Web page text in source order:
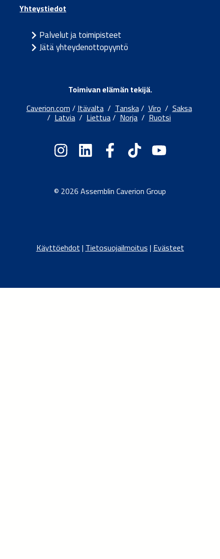
Yhteystiedot
Palvelut ja toimipisteet
Jätä yhteydenottopyyntö
Toimivan elämän tekijä.
Caverion.com/Itävalta/Tanska/Viro/Saksa
/ Latvia / Liettua/ Norja / Ruotsi
© 2026 Assemblin Caverion Group
Käyttöehdot|Tietosuojailmoitus|Evästeet